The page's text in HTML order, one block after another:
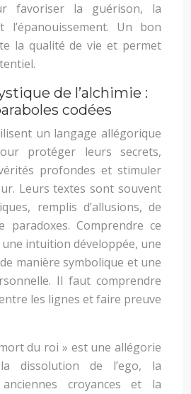
favoriser la guérison, la
l’épanouissement. Un bon
la qualité de vie et permet
de l’alchimie :
codées
un langage allégorique
protéger leurs secrets,
profondes et stimuler
Leurs textes sont souvent
remplis d’allusions, de
paradoxes. Comprendre ce
intuition développée, une
manière symbolique et une
Il faut comprendre
les lignes et faire preuve
du roi » est une allégorie
dissolution de l’ego, la
croyances et la